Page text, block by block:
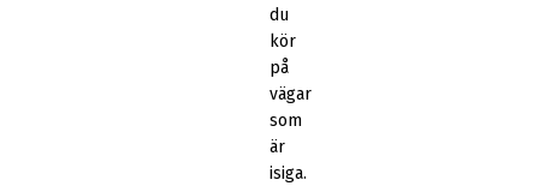
du
kör
på
vägar
som
är
isiga.